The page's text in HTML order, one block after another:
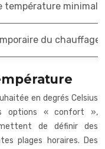
température
du chauffage
en degrés Celsius
options « confort »,
de définir des
plages horaires. Des